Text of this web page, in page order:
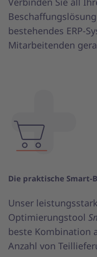
bestehendes ERP-
Mitarbeitenden
Die praktische Smart-
Unser
Optimierungstool
beste Kombination
Anzahl von